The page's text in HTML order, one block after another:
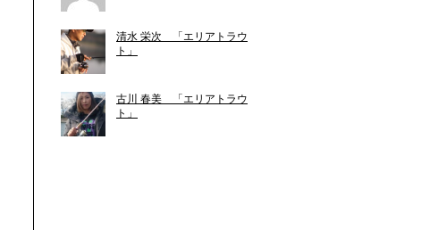
清水 栄次 「エリアトラウ
ト」
古川 春美 「エリアトラウ
ト」